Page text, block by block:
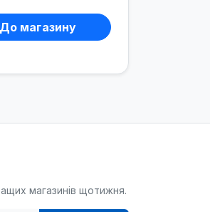
До магазину
магазинів щотижня.